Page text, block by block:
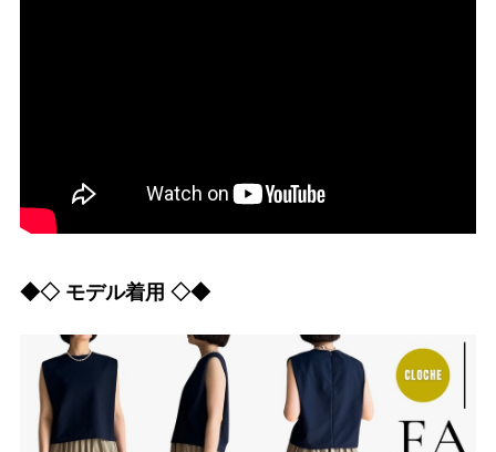
◆◇ モデル着用 ◇◆